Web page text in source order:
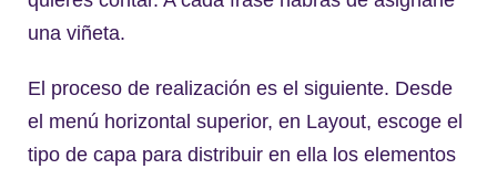
una viñeta.
El proceso de realización es el siguiente. Desde
el menú horizontal superior, en Layout, escoge el
tipo de capa para distribuir en ella los elementos